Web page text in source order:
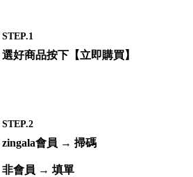
STEP.1
選好商品按下【立即購買】
STEP.2
zingala會員 → 掃碼
非會員 → 填單